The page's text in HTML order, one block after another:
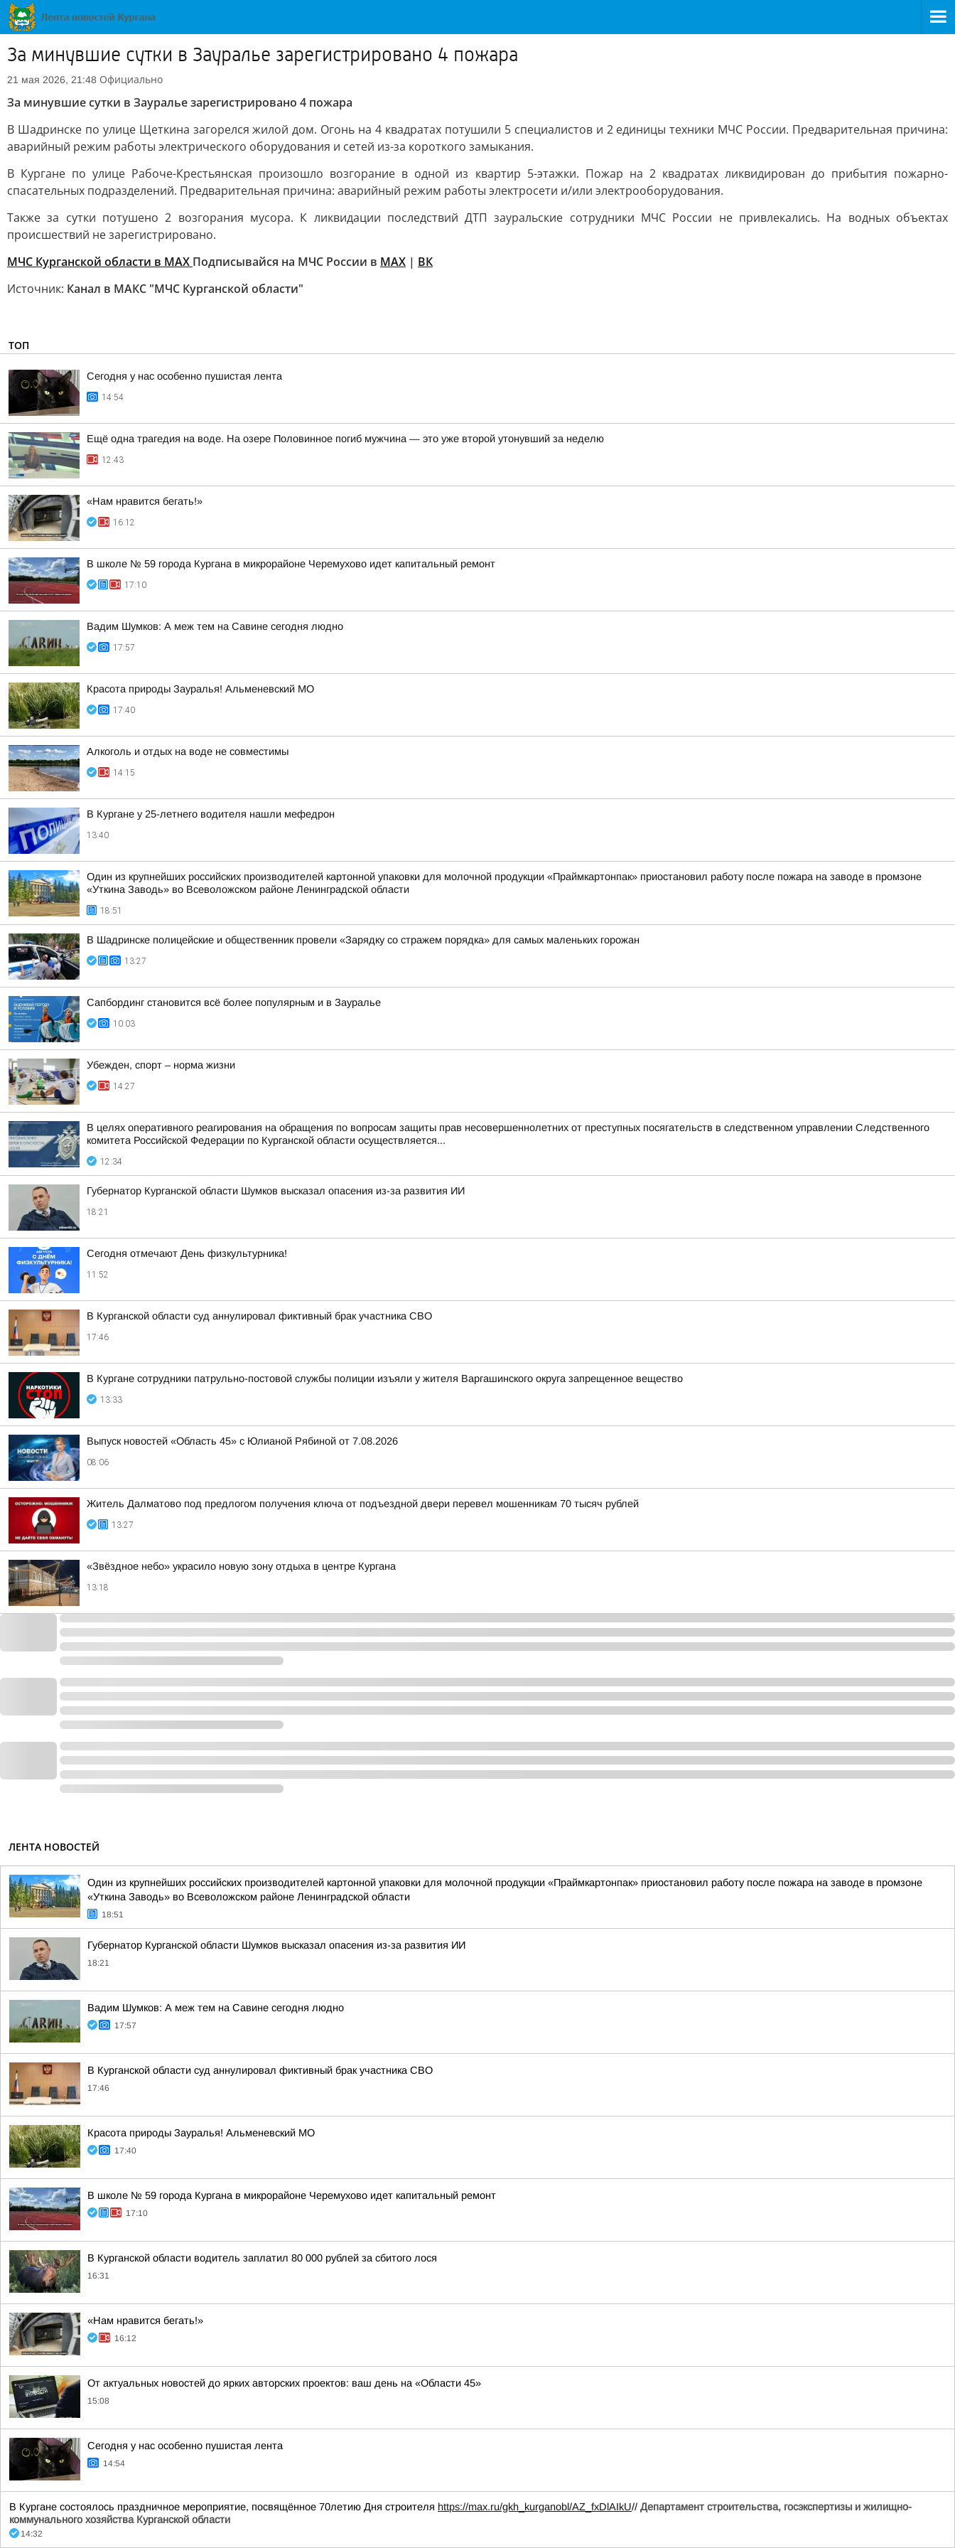
За минувшие сутки в Зауралье зарегистрировано 4 пожара
21 мая 2026, 21:48 Официально
За минувшие сутки в Зауралье зарегистрировано 4 пожара
В Шадринске по улице Щеткина загорелся жилой дом. Огонь на 4 квадратах потушили 5 специалистов и 2 единицы техники МЧС России. Предварительная причина:
аварийный режим работы электрического оборудования и сетей из-за короткого замыкания.
В Кургане по улице Рабоче-Крестьянская произошло возгорание в одной из квартир 5-этажки. Пожар на 2 квадратах ликвидирован до прибытия пожарно-
спасательных подразделений. Предварительная причина: аварийный режим работы электросети и/или электрооборудования.
Также за сутки потушено 2 возгорания мусора. К ликвидации последствий ДТП зауральские сотрудники МЧС России не привлекались. На водных объектах
происшествий не зарегистрировано.
МЧС Курганской области в MAX Подписывайся на МЧС России в MAX | ВК
Источник: Канал в МАКС "МЧС Курганской области"
ТОП
Сегодня у нас особенно пушистая лента
14:54
Ещё одна трагедия на воде. На озере Половинное погиб мужчина — это уже второй утонувший за неделю
12:43
«Нам нравится бегать!»
16:12
В школе № 59 города Кургана в микрорайоне Черемухово идет капитальный ремонт
17:10
Вадим Шумков: А меж тем на Савине сегодня людно
17:57
Красота природы Зауралья! Альменевский МО
17:40
Алкоголь и отдых на воде не совместимы
14:15
В Кургане у 25-летнего водителя нашли мефедрон
13:40
Один из крупнейших российских производителей картонной упаковки для молочной продукции «Праймкартонпак» приостановил работу после пожара на заводе в промзоне
«Уткина Заводь» во Всеволожском районе Ленинградской области
18:51
В Шадринске полицейские и общественник провели «Зарядку со стражем порядка» для самых маленьких горожан
13:27
Сапбординг становится всё более популярным и в Зауралье
10:03
Убежден, спорт – норма жизни
14:27
В целях оперативного реагирования на обращения по вопросам защиты прав несовершеннолетних от преступных посягательств в следственном управлении Следственного
комитета Российской Федерации по Курганской области осуществляется...
12:34
Губернатор Курганской области Шумков высказал опасения из-за развития ИИ
18:21
Сегодня отмечают День физкультурника!
11:52
В Курганской области суд аннулировал фиктивный брак участника СВО
17:46
В Кургане сотрудники патрульно-постовой службы полиции изъяли у жителя Варгашинского округа запрещенное вещество
13:33
Выпуск новостей «Область 45» с Юлианой Рябиной от 7.08.2026
08:06
Житель Далматово под предлогом получения ключа от подъездной двери перевел мошенникам 70 тысяч рублей
13:27
«Звёздное небо» украсило новую зону отдыха в центре Кургана
13:18
ЛЕНТА НОВОСТЕЙ
Один из крупнейших российских производителей картонной упаковки для молочной продукции «Праймкартонпак» приостановил работу после пожара на заводе в промзоне
«Уткина Заводь» во Всеволожском районе Ленинградской области
18:51
Губернатор Курганской области Шумков высказал опасения из-за развития ИИ
18:21
Вадим Шумков: А меж тем на Савине сегодня людно
17:57
В Курганской области суд аннулировал фиктивный брак участника СВО
17:46
Красота природы Зауралья! Альменевский МО
17:40
В школе № 59 города Кургана в микрорайоне Черемухово идет капитальный ремонт
17:10
В Курганской области водитель заплатил 80 000 рублей за сбитого лося
16:31
«Нам нравится бегать!»
16:12
От актуальных новостей до ярких авторских проектов: ваш день на «Области 45»
15:08
Сегодня у нас особенно пушистая лента
14:54
В Кургане состоялось праздничное мероприятие, посвящённое 70летию Дня строителя https://max.ru/gkh_kurganobl/AZ_fxDlAIkU// Департамент строительства, госэкспертизы и жилищно-
коммунального хозяйства Курганской области
14:32